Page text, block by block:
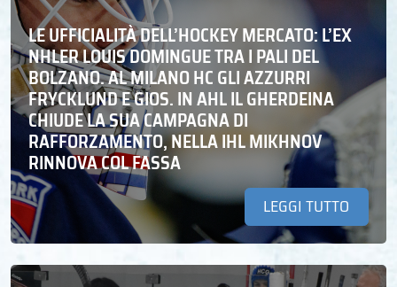
LE UFFICIALITÀ DELL’HOCKEY MERCATO: L’EX
NHLER LOUIS DOMINGUE TRA I PALI DEL
BOLZANO. AL MILANO HC GLI AZZURRI
FRYCKLUND E GIOS. IN AHL IL GHERDEINA
CHIUDE LA SUA CAMPAGNA DI
RAFFORZAMENTO, NELLA IHL MIKHNOV
RINNOVA COL FASSA
LEGGI TUTTO